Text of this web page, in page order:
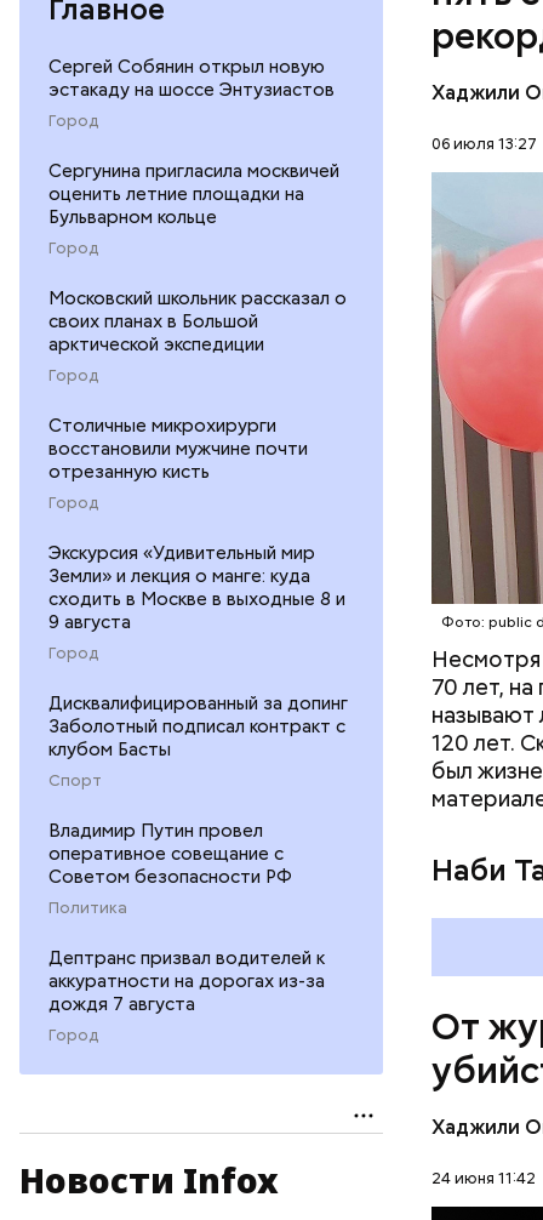
Главное
Сергей Собянин открыл новую
эстакаду на шоссе Энтузиастов
Город
Сергунина пригласила москвичей
оценить летние площадки на
Бульварном кольце
Город
Московский школьник рассказал о
своих планах в Большой
арктической экспедиции
Город
Столичные микрохирурги
восстановили мужчине почти
отрезанную кисть
Город
Экскурсия «Удивительный мир
Земли» и лекция о манге: куда
сходить в Москве в выходные 8 и
9 августа
Город
Дисквалифицированный за допинг
Заболотный подписал контракт с
клубом Басты
Спорт
Владимир Путин провел
оперативное совещание с
Советом безопасности РФ
Политика
Дептранс призвал водителей к
аккуратности на дорогах из-за
дождя 7 августа
Город
Новости Infox
Хаджили
06 июля 13:27
Фото: public
Несмотря
70 лет,
называют
120 лет.
был
Наби
Фото:
Тадзима
лет.
От
Хаджили
24 июня 11:42
26
и
туризма.
канала
спину.
но
умер не
Фото:
избавить
смертной
он умер
Кеннеди.